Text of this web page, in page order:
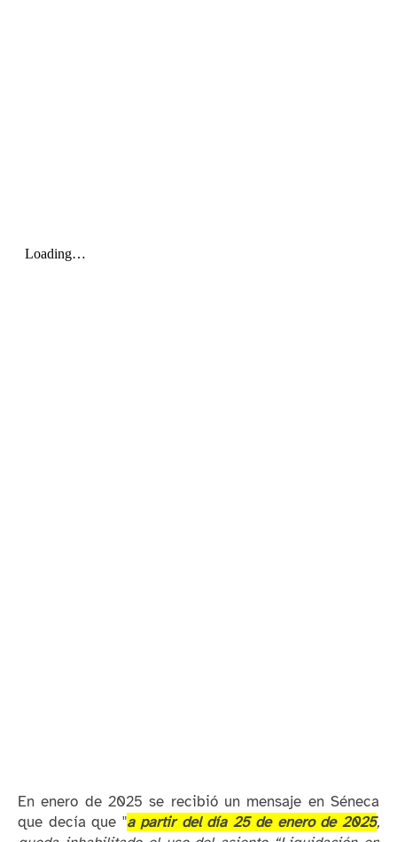
En enero de 2025 se recibió un mensaje en Séneca
que decía que "a partir del día 25 de enero de 2025,